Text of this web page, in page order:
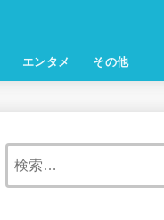
エンタメ その他